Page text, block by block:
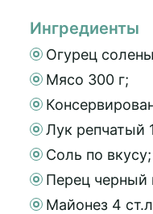
Ингредиенты
Огурец
Мясо 300 г;
Лук репчатый
Соль по вкусу;
Перец черный
Майонез 4